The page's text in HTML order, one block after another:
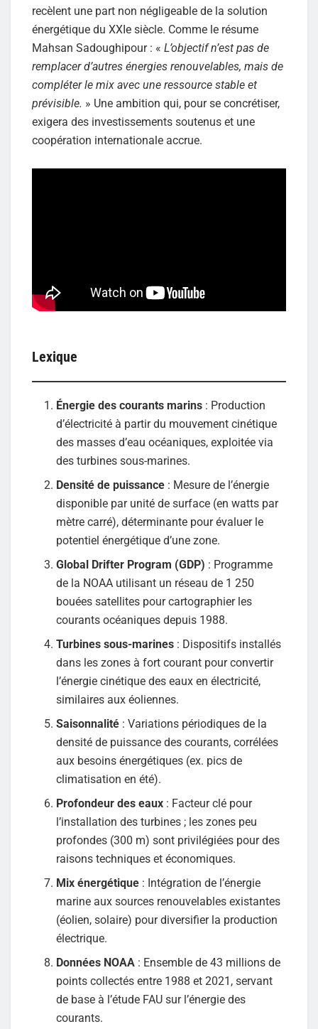
recèlent une part non négligeable de la solution
énergétique du XXIe siècle. Comme le résume
Mahsan Sadoughipour : « L’objectif n’est pas de
remplacer d’autres énergies renouvelables, mais de
compléter le mix avec une ressource stable et
prévisible. » Une ambition qui, pour se concrétiser,
exigera des investissements soutenus et une
coopération internationale accrue.
Lexique
Énergie des courants marins : Production
d’électricité à partir du mouvement cinétique
des masses d’eau océaniques, exploitée via
des turbines sous-marines.
Densité de puissance : Mesure de l’énergie
disponible par unité de surface (en watts par
mètre carré), déterminante pour évaluer le
potentiel énergétique d’une zone.
Global Drifter Program (GDP) : Programme
de la NOAA utilisant un réseau de 1 250
bouées satellites pour cartographier les
courants océaniques depuis 1988.
Turbines sous-marines : Dispositifs installés
dans les zones à fort courant pour convertir
l’énergie cinétique des eaux en électricité,
similaires aux éoliennes.
Saisonnalité : Variations périodiques de la
densité de puissance des courants, corrélées
aux besoins énergétiques (ex. pics de
climatisation en été).
Profondeur des eaux : Facteur clé pour
l’installation des turbines ; les zones peu
profondes (300 m) sont privilégiées pour des
raisons techniques et économiques.
Mix énergétique : Intégration de l’énergie
marine aux sources renouvelables existantes
(éolien, solaire) pour diversifier la production
électrique.
Données NOAA : Ensemble de 43 millions de
points collectés entre 1988 et 2021, servant
de base à l’étude FAU sur l’énergie des
courants.